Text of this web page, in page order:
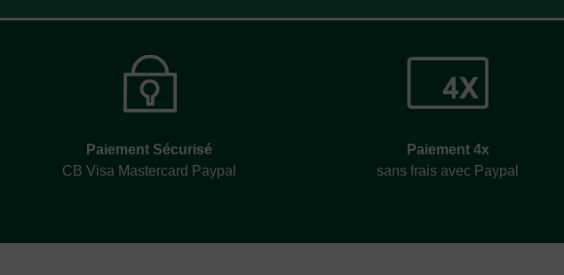
Paiement Sécurisé
CB Visa Mastercard Paypal
Paiement 4x
sans frais avec Paypal